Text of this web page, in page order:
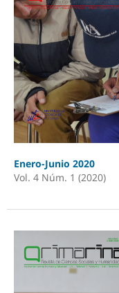
Enero-Junio 2020
Vol. 4 Núm. 1 (2020)